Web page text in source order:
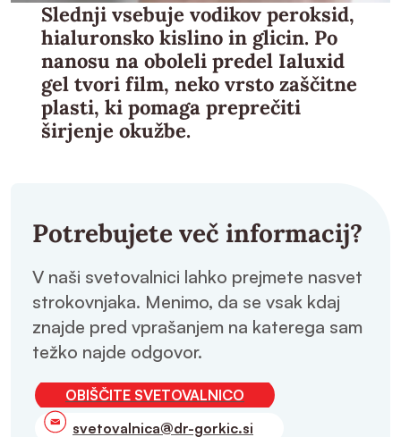
Slednji vsebuje vodikov peroksid,
hialuronsko kislino in glicin. Po
nanosu na oboleli predel Ialuxid
gel tvori film, neko vrsto zaščitne
plasti, ki pomaga preprečiti
širjenje okužbe.
Potrebujete več informacij?
V naši svetovalnici lahko prejmete nasvet
strokovnjaka. Menimo, da se vsak kdaj
znajde pred vprašanjem na katerega sam
težko najde odgovor.
OBIŠČITE SVETOVALNICO
svetovalnica@dr-gorkic.si